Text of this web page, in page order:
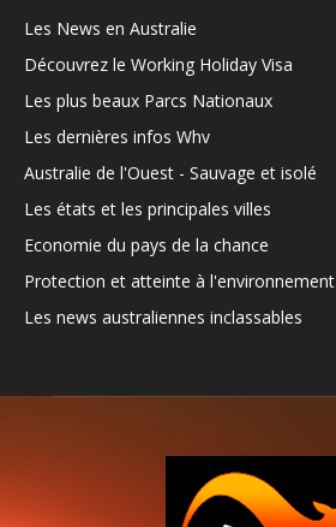
Les News en Australie
Découvrez le Working Holiday Visa
Les plus beaux Parcs Nationaux
Les dernières infos Whv
Australie de l'Ouest - Sauvage et isolé
Les états et les principales villes
Economie du pays de la chance
Protection et atteinte à l'environnement
Les news australiennes inclassables